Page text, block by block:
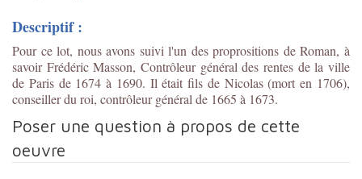
Descriptif :
Pour ce lot, nous avons suivi l'un des proprositions de Roman, à
savoir Frédéric Masson, Contrôleur général des rentes de la ville
de Paris de 1674 à 1690. Il était fils de Nicolas (mort en 1706),
conseiller du roi, contrôleur général de 1665 à 1673.
Poser une question à propos de cette
oeuvre